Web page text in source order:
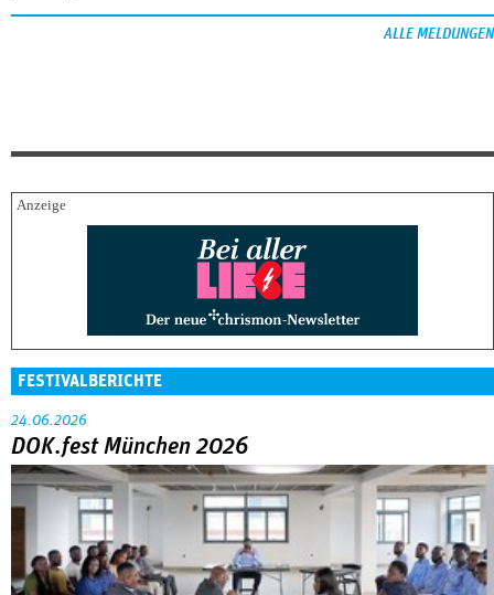
ALLE MELDUNGEN
FESTIVALBERICHTE
24.06.2026
DOK.fest München 2026